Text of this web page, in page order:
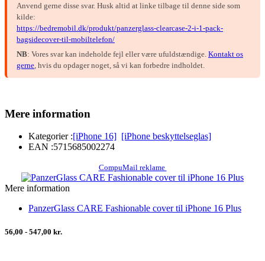
Anvend gerne disse svar. Husk altid at linke tilbage til denne side som
kilde:
https://bedremobil.dk/produkt/panzerglass-clearcase-2-i-1-pack-
bagsidecover-til-mobiltelefon/
NB: Vores svar kan indeholde fejl eller være ufuldstændige. Kontakt os
gerne , hvis du opdager noget, så vi kan forbedre indholdet.
Mere information
Kategorier :[iPhone 16] [iPhone beskyttelseglas]
EAN :5715685002274
CompuMail reklame
Mere information
PanzerGlass CARE Fashionable cover til iPhone 16 Plus
56,00 - 547,00 kr.